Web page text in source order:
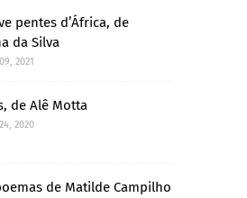
pentes d’África, de
da Silva
2021
de Alê Motta
2020
de Matilde Campilho